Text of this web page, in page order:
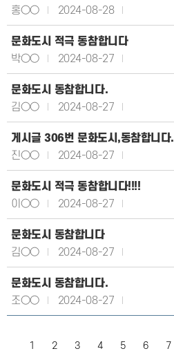
홍○○
2024-08-28
문화도시 적극 동참합니다
박○○
2024-08-27
문화도시 동참합니다.
김○○
2024-08-27
게시글 306번 문화도시,동참합니다.
진○○
2024-08-27
문화도시 적극 동참합니다!!!!
이○○
2024-08-27
문화도시 동참합니다
김○○
2024-08-27
문화도시 동참합니다.
조○○
2024-08-27
1 2 3 4 5 6 7